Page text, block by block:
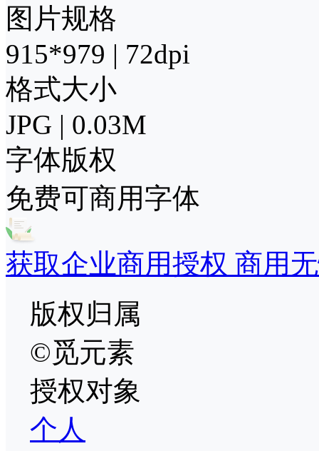
图片规格
915*979 | 72dpi
格式大小
JPG | 0.03M
字体版权
免费可商用字体
获取企业商用授权 商用
版权归属
©觅元素
授权对象
个人